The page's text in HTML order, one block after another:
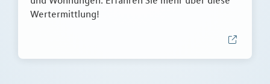
Wertermittlung!